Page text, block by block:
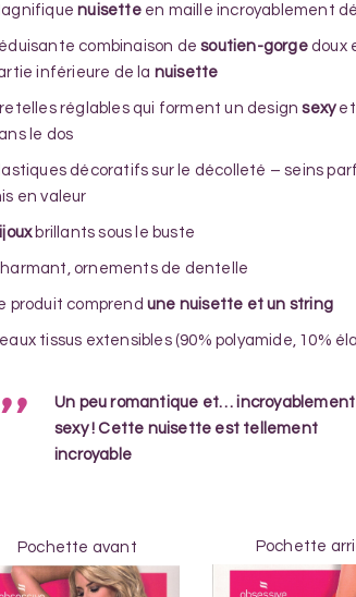
nuisetteen maille incroyablement
combinaison desoutien-gorgedoux
inférieure de la nuisette
réglables qui forment un designsexyet
le dos
décoratifs sur le décolleté – seins
en valeur
brillants sous le buste
ornements de dentelle
produit comprend une nuisette et un string
tissus extensibles (90% polyamide, 10%
Un peu romantique et… incroyablement
sexy ! Cette nuisette est tellement
incroyable
Pochette avant Pochette